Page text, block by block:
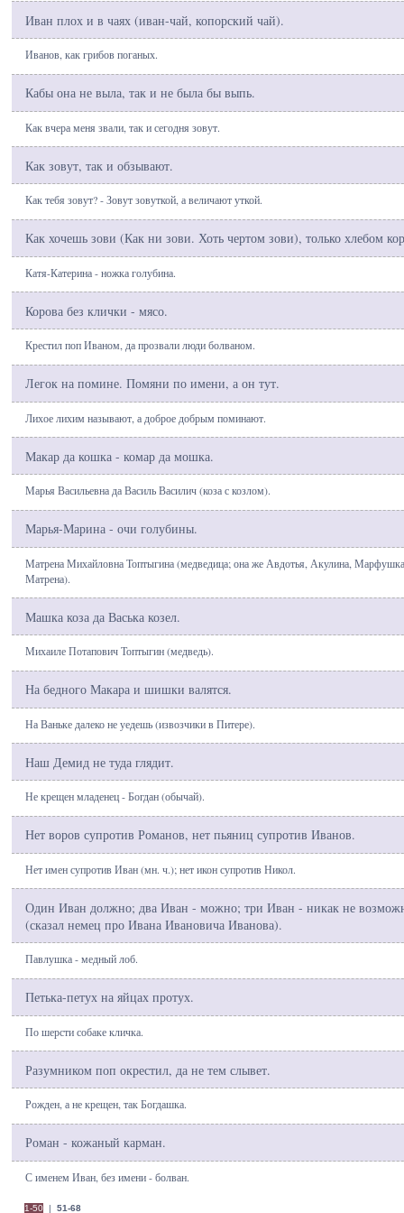
Иван плох и в чаях (иван-чай, копорский чай).
Иванов, как грибов поганых.
Кабы она не выла, так и не была бы выпь.
Как вчера меня звали, так и сегодня зовут.
Как зовут, так и обзывают.
Как тебя зовут? - Зовут зовуткой, а величают уткой.
Как хочешь зови (Как ни зови. Хоть чертом зови), только хлебом
Катя-Катерина - ножка голубина.
Корова без клички - мясо.
Крестил поп Иваном, да прозвали люди болваном.
Легок на помине. Помяни по имени, а он тут.
Лихое лихим называют, а доброе добрым поминают.
Макар да кошка - комар да мошка.
Марья Васильевна да Василь Василич (коза с козлом).
Марья-Марина - очи голубины.
Матрена Михайловна Топтыгина (медведица; она же Авдотья, Акулина,
Матрена).
Машка коза да Васька козел.
Михаиле Потапович Топтыгин (медведь).
На бедного Макара и шишки валятся.
На Ваньке далеко не уедешь (извозчики в Питере).
Наш Демид не туда глядит.
Не крещен младенец - Богдан (обычай).
Нет воров супротив Романов, нет пьяниц супротив Иванов.
Нет имен супротив Иван (мн. ч.); нет икон супротив Никол.
Один Иван должно; два Иван - можно; три Иван - никак не
(сказал немец про Ивана Ивановича Иванова).
Павлушка - медный лоб.
Петька-петух на яйцах протух.
По шерсти собаке кличка.
Разумником поп окрестил, да не тем слывет.
Рожден, а не крещен, так Богдашка.
Роман - кожаный карман.
С именем Иван, без имени - болван.
1-50| 51-68